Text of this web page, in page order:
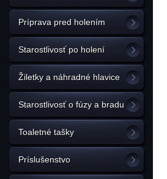
Príprava pred holením
Starostlivosť po holení
Žiletky a náhradné hlavice
Starostlivosť o fúzy a bradu
Toaletné tašky
Príslušenstvo